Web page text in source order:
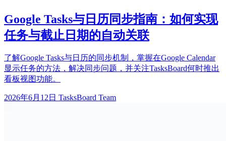
Google Tasks与日历同步指南：如何实现
任务与截止日期的自动关联
了解Google Tasks与日历的同步机制，掌握在Google Calendar
显示任务的方法，解决同步问题，并关注TasksBoard何时推出
看板视图功能。
2026年6月12日 TasksBoard Team